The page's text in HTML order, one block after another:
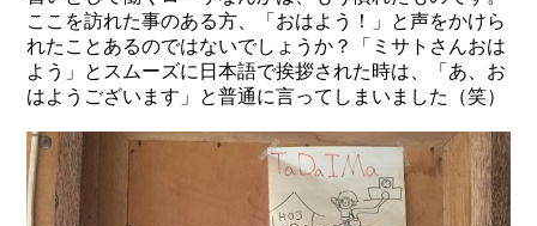
ここを訪れた事のある方、「おはよう！」と声をかけら
れたことあるのではないでしょうか？「ミサトさんおは
よう」とスムーズに日本語で挨拶された時は、「あ、お
はようございます」と普通に言ってしまいました（笑）